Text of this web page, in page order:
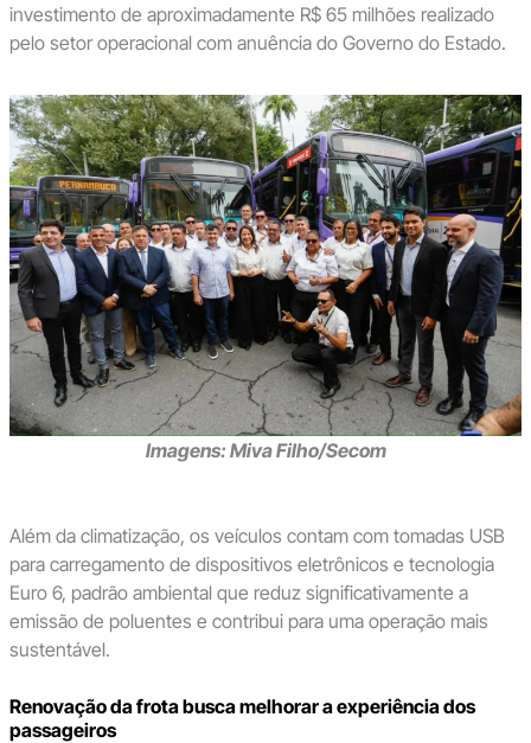
investimento de aproximadamente R$ 65 milhões realizado
pelo setor operacional com anuência do Governo do Estado.
Imagens: Miva Filho/Secom
Além da climatização, os veículos contam com tomadas USB
para carregamento de dispositivos eletrônicos e tecnologia
Euro 6, padrão ambiental que reduz significativamente a
emissão de poluentes e contribui para uma operação mais
sustentável.
Renovação da frota busca melhorar a experiência dos
passageiros